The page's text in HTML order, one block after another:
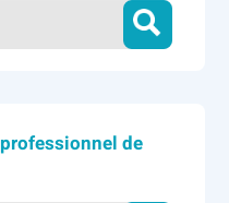
de